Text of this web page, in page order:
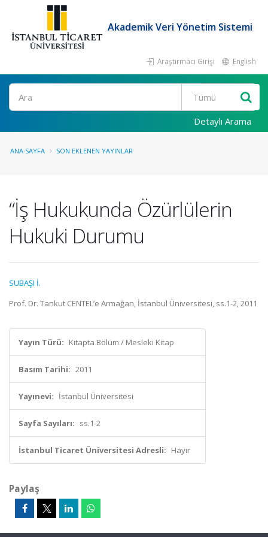
Akademik Veri Yönetim Sistemi
Araştırmacı Girişi English
Ara
Detaylı Arama
ANA SAYFA SON EKLENEN YAYINLAR
“İş Hukukunda Özürlülerin
Hukuki Durumu
SUBAŞI İ.
Prof. Dr. Tankut CENTEL’e Armağan, İstanbul Üniversitesi, ss.1-2, 2011
Yayın Türü: Kitapta Bölüm / Mesleki Kitap
Basım Tarihi: 2011
Yayınevi: İstanbul Üniversitesi
Sayfa Sayıları: ss.1-2
İstanbul Ticaret Üniversitesi Adresli: Hayır
Paylaş